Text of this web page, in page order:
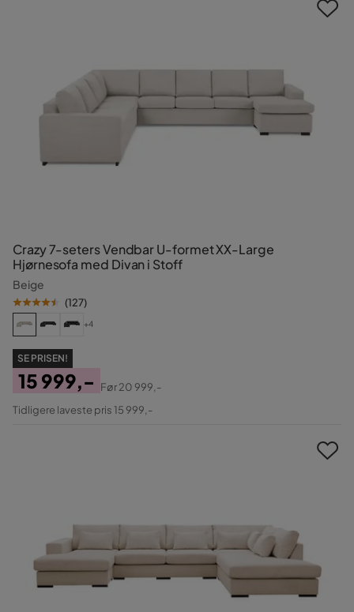
Crazy 7-seters Vendbar U-formet XX-Large
Hjørnesofa med Divan i Stoff
Beige
(127)
+4
SE PRISEN!
Pris
15 999,-
Original
Før20 999,-
Tidligere laveste pris 15 999,-